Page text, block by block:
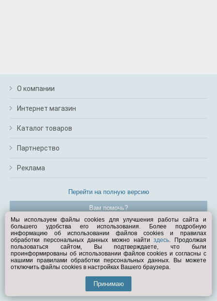
О компании
Интернет магазин
Каталог товаров
Партнерство
Реклама
Перейти на полную версию
Вам помочь?
© Exist.ru 1998—2026
Мы используем файлы cookies для улучшения работы сайта и
большего удобства его использования. Более подробную
информацию об использовании файлов cookies и правилах
обработки персональных данных можно найтиздесь. Продолжая
пользоваться сайтом, Вы подтверждаете, что были
проинформированы об использовании файлов cookies и согласны с
нашими правилами обработки персональных данных. Вы можете
отключить файлы cookies в настройках Вашего браузера.
Принимаю